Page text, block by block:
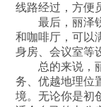
线路经过，方便
最后，丽泽
和咖啡厅，可以
身房、会议室等
总的来说，
务、优越地理位
境。无论你是初